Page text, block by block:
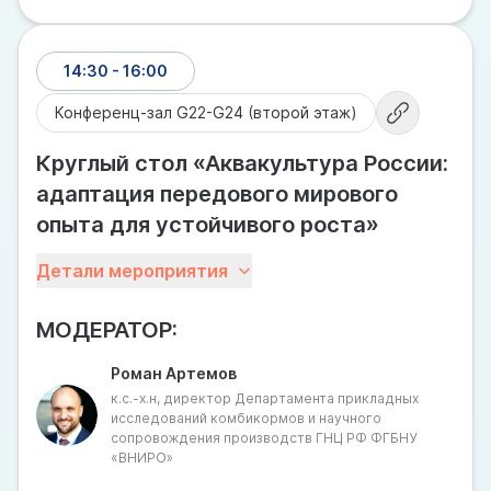
14:30 - 16:00
Конференц-зал G22-G24 (второй этаж)
Круглый стол «Аквакультура России:
адаптация передового мирового
опыта для устойчивого роста»
Аквакультура России на сегодняшний день остается
стагнации объемов производства продукции
влияния на него ряда проблем, решение которых
позволило бы вывести аквакультуру на новый
качественный уровень.
При этом, если обратиться к практике мировой
Детали мероприятия
МОДЕРАТОР:
Роман Артемов
к.с.-х.н, директор Департамента прикладных
исследований комбикормов и научного
сопровождения производств ГНЦ РФ ФГБНУ
«ВНИРО»